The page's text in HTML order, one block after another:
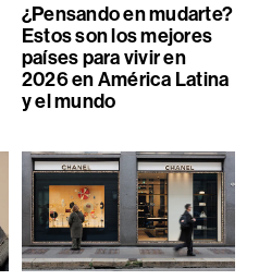
¿Pensando en mudarte?
Estos son los mejores
países para vivir en
2026 en América Latina
y el mundo